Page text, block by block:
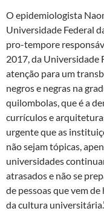
O epidemiologista
Universidade Federal
pro-tempore
2017, da Universidade
atenção para um
negros e negras na
quilombolas, que é a
currículos e
urgente que as
não sejam tópicas,
universidades
atrasados e não se
de pessoas que vem
da cultura